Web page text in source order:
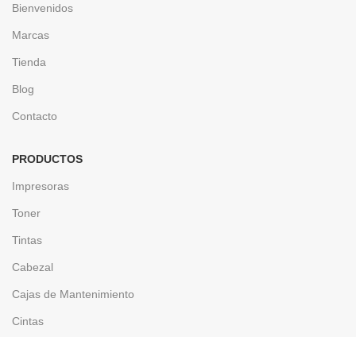
Bienvenidos
Marcas
Tienda
Blog
Contacto
PRODUCTOS
Impresoras
Toner
Tintas
Cabezal
Cajas de Mantenimiento
Cintas